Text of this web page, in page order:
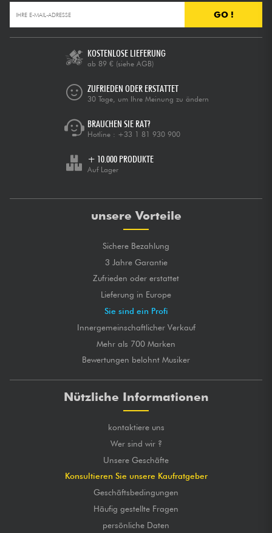
GO !
KOSTENLOSE LIEFERUNG
ab 89 € (siehe AGB)
ZUFRIEDEN ODER ERSTATTET
30 Tage, um Ihre Meinung zu ändern
BRAUCHEN SIE RAT?
Hotline : +33 1 81 930 900
+ 10.000 PRODUKTE
Auf Lager
unsere Vorteile
Sichere Bezahlung
3 Jahre Garantie
Zufrieden oder erstattet
Lieferung in Europe
Sie sind ein Profi
Innergemeinschaftlicher Verkauf
Mehr als 700 Marken
Bewertungen belohnt Musiker
Nützliche Informationen
kontaktiere uns
Wer sind wir ?
Unsere Geschäfte
Konsultieren Sie unsere Kaufratgeber
Geschäftsbedingungen
Häufig gestellte Fragen
persönliche Daten